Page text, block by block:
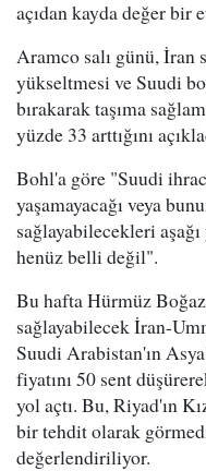
açıdan kayda değer bir
Aramco salı günü, İran
yükseltmesi ve Suudi
bırakarak taşıma
yüzde 33 arttığını
Bohl'a göre "Suudi
yaşamayacağı veya
sağlayabilecekleri
henüz belli değil".
Bu hafta Hürmüz
sağlayabilecek İran-
Suudi Arabistan'ın
fiyatını 50 sent
yol açtı. Bu, Riyad'ın
bir tehdit olarak
değerlendiriliyor.